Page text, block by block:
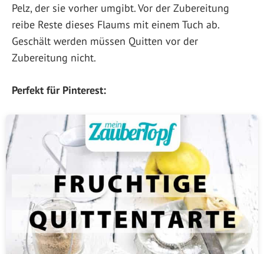
Pelz, der sie vorher umgibt. Vor der Zubereitung
reibe Reste dieses Flaums mit einem Tuch ab.
Geschält werden müssen Quitten vor der
Zubereitung nicht.
Perfekt für Pinterest: